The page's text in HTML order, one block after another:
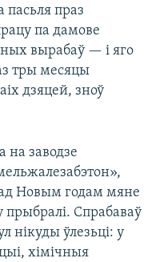
пасьля праз
па дамове
вырабаў — і яго
тры месяцы
дзяцей, зноў
на заводзе
Новым годам мяне
прыбралі. Спрабаваў
нікуды ўлезьці: у
хімічныя